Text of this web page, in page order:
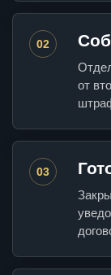
02
от
03